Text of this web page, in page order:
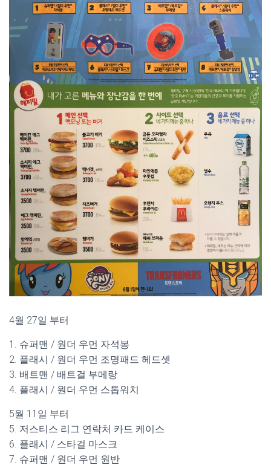
4월 27일 부터
1. 슈퍼맨 / 원더 우먼 자석봉
2. 플래시 / 원더 우먼 조명패드 헤드셋
3. 배트맨 / 배트걸 부메랑
4. 플래시 / 원더 우먼 스톱워치
5월 11일 부터
5. 저스티스 리그 연락처 카드 케이스
6. 플래시 / 스타걸 마스크
7. 슈퍼맨 / 원더 우먼 원반